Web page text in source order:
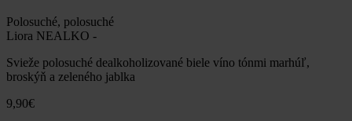
Polosuché, polosuché
Liora NEALKO -
Svieže polosuché dealkoholizované biele víno tónmi marhúľ,
broskýň a zeleného jablka
9,90€